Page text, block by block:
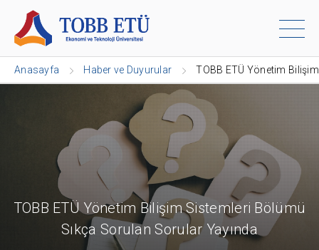
Anasayfa Haber ve Duyurular TOBB ETÜ Yönetim
TOBB ETÜ Yönetim Bilişim Sistemleri Bölümü
Sıkça Sorulan Sorular Yayında